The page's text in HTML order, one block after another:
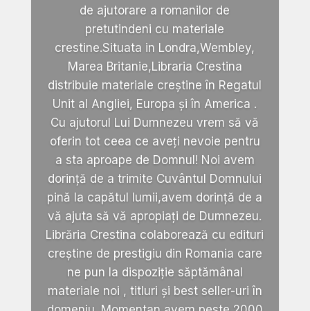
de ajutorare a romanilor de
pretutindeni cu materiale
crestine.Situata in Londra,Wembley,
Marea Britanie,Libraria Crestina
distribuie materiale creștine în Regatul
Unit al Angliei, Europa și în America .
Cu ajutorul Lui Dumnezeu vrem să vă
oferin tot ceea ce aveți nevoie pentru
a sta aproape de Domnul! Noi avem
dorință de a trimite Cuvântul Domnului
pină la capătul lumii,avem dorință de a
vă ajuta să vă apropiați de Dumnezeu.
Librăria Crestina colaborează cu edituri
creștine de prestigiu din Romania care
ne pun la dispoziție săptămânal
materiale noi , titluri și best seller-uri în